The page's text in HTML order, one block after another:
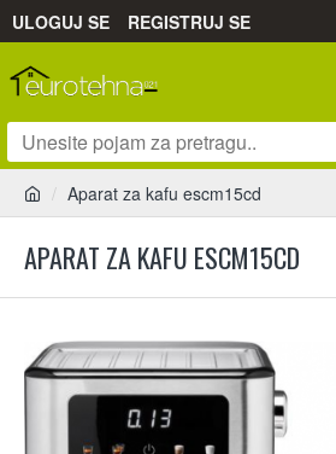
ULOGUJ SE REGISTRUJ SE
Aparat za kafu escm15cd
APARAT ZA KAFU ESCM15CD